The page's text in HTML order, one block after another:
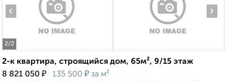
2/2
‹ ›
2-к квартира, строящийся дом, 65м², 9/15 этаж
8 821 050 ₽ 135 500 ₽ за м²